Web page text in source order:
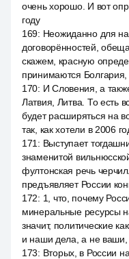
очень хорошо. И вот
году
169: Неожиданно для
договорённостей,
скажем, красную
принимаются
170: И Словения, а
Латвия, Литва. То есть
будет расширяться на
так, как хотели в 2006
171 : Выступает
знаменитой
фултонская речь
предъявляет России
172: 1, что, почему
минеральные ресурсы
значит, политические
и наши дела, а не
173: Вторых, в России